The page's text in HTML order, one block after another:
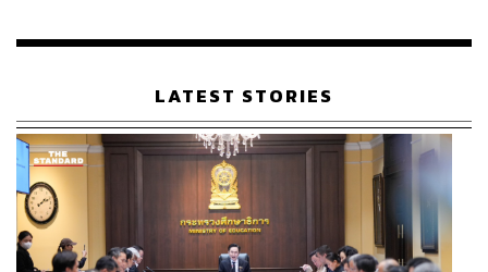
ซักฟอกครั้งแรกในชีวิตของประวิตร
เรือนไทยที่ถูกซุกไว้
LATEST STORIES